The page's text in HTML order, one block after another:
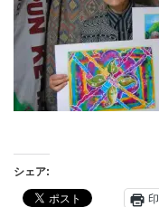
シェア: